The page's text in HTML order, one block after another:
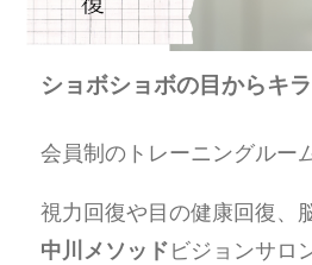
ショボショボの目からキ
会員制のトレーニングルー
視力回復や目の健康回復、
中川メソッド ビジョンサロ